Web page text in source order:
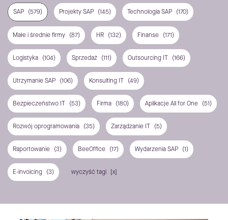
SAP (579) Projekty SAP (145) Technologia SAP (170)
Małe i średnie firmy (87) HR (132) Finanse (171)
Logistyka (104) Sprzedaż (111) Outsourcing IT (166)
Utrzymanie SAP (106) Konsulting IT (49)
Bezpieczeństwo IT (53) Firma (180) Aplikacje All for One (51)
Rozwój oprogramowania (35) Zarządzanie IT (5)
Raportowanie (3) BeeOffice (17) Wydarzenia SAP (1)
E-invoicing (3) wyczyść tagi